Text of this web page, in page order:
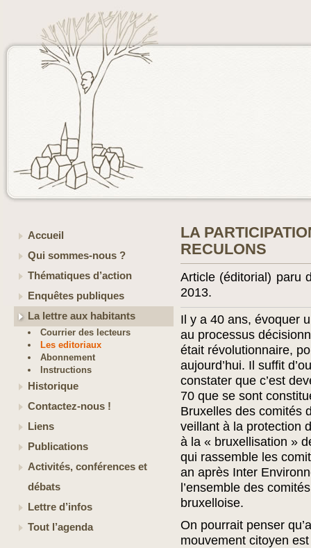
Accueil
Qui sommes-nous ?
Thématiques d’action
Enquêtes publiques
La lettre aux habitants
Courrier des lecteurs
Les editoriaux
Abonnement
Instructions
Historique
Contactez-nous !
Liens
Publications
Activités, conférences et
débats
Lettre d’infos
Tout l’agenda
LA
RECULONS
Article (éditorial) paru
2013.
Il y a 40 ans, évoquer
au processus
était révolutionnaire,
aujourd’hui. Il suffit
constater que c’est
70 que se sont
Bruxelles des comités
veillant à la protection
à la « bruxellisation »
qui rassemble les
an après Inter
l’ensemble des
bruxelloise.
On pourrait penser
mouvement citoyen